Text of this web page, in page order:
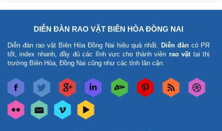
DIỄN ĐÀN RAO VẶT BIÊN HÒA ĐỒNG NAI
Diễn đàn rao vặt Biên Hòa Đồng Nai hiệu quả nhất. Diễn đàn có PR
tốt, index nhanh, đầy đủ các lĩnh vực cho thành viên rao vặttại thị
trường Biên Hòa, Đồng Nai cũng như các tỉnh lân cận.